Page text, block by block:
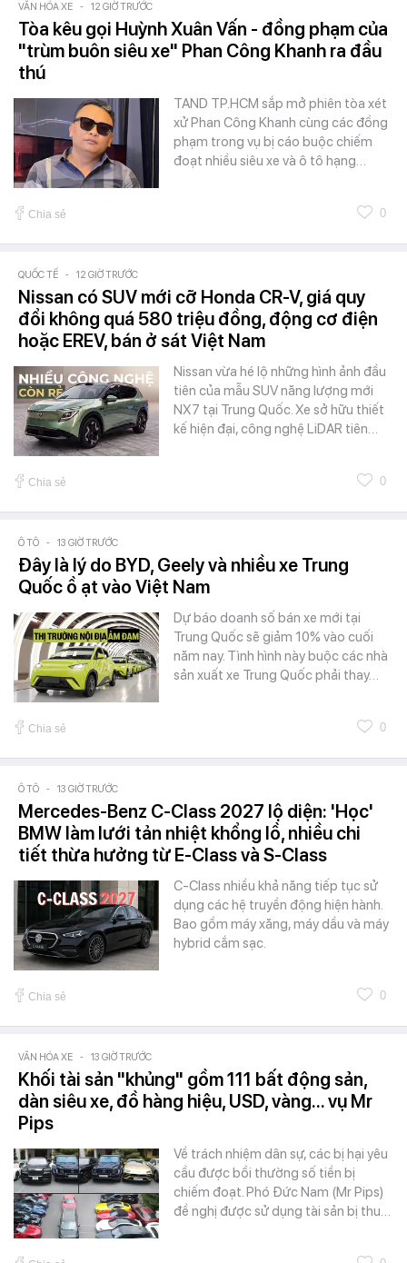
VĂN HÓA XE - 12 GIỜ TRƯỚC
Tòa kêu gọi Huỳnh Xuân Vấn - đồng phạm của
"trùm buôn siêu xe" Phan Công Khanh ra đầu
thú
TAND TP.HCM sắp mở phiên tòa xét
xử Phan Công Khanh cùng các đồng
phạm trong vụ bị cáo buộc chiếm
đoạt nhiều siêu xe và ô tô hạng…
Chia sẻ 0
QUỐC TẾ - 12 GIỜ TRƯỚC
Nissan có SUV mới cỡ Honda CR-V, giá quy
đổi không quá 580 triệu đồng, động cơ điện
hoặc EREV, bán ở sát Việt Nam
Nissan vừa hé lộ những hình ảnh đầu
tiên của mẫu SUV năng lượng mới
NX7 tại Trung Quốc. Xe sở hữu thiết
kế hiện đại, công nghệ LiDAR tiên…
Chia sẻ 0
Ô TÔ - 13 GIỜ TRƯỚC
Đây là lý do BYD, Geely và nhiều xe Trung
Quốc ồ ạt vào Việt Nam
Dự báo doanh số bán xe mới tại
Trung Quốc sẽ giảm 10% vào cuối
năm nay. Tình hình này buộc các nhà
sản xuất xe Trung Quốc phải thay…
Chia sẻ 0
Ô TÔ - 13 GIỜ TRƯỚC
Mercedes-Benz C-Class 2027 lộ diện: 'Học'
BMW làm lưới tản nhiệt khổng lồ, nhiều chi
tiết thừa hưởng từ E-Class và S-Class
C-Class nhiều khả năng tiếp tục sử
dụng các hệ truyền động hiện hành.
Bao gồm máy xăng, máy dầu và máy
hybrid cắm sạc.
Chia sẻ 0
VĂN HÓA XE - 13 GIỜ TRƯỚC
Khối tài sản "khủng" gồm 111 bất động sản,
dàn siêu xe, đồ hàng hiệu, USD, vàng... vụ Mr
Pips
Về trách nhiệm dân sự, các bị hại yêu
cầu được bồi thường số tiền bị
chiếm đoạt. Phó Đức Nam (Mr Pips)
đề nghị được sử dụng tài sản bị thu…